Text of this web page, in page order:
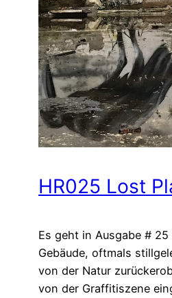
HR025 Lost
Es geht in Ausgabe # 25
Gebäude, oftmals
von der Natur
von der Graffitiszene